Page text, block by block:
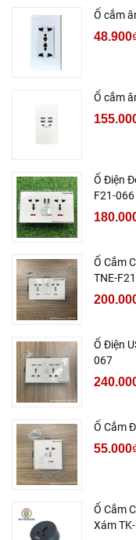
Ổ cắm
Ổ cắm
Ổ Điện
F21-066
Ổ Cắm
TNE-
Ổ Điện
067
Ổ Cắm
Ổ Cắm
Xám